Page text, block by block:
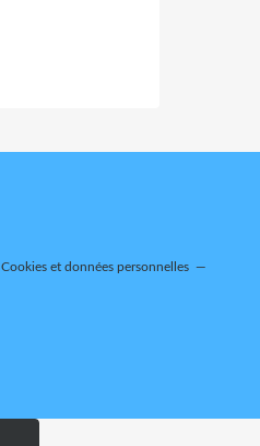
Cookies et données personnelles